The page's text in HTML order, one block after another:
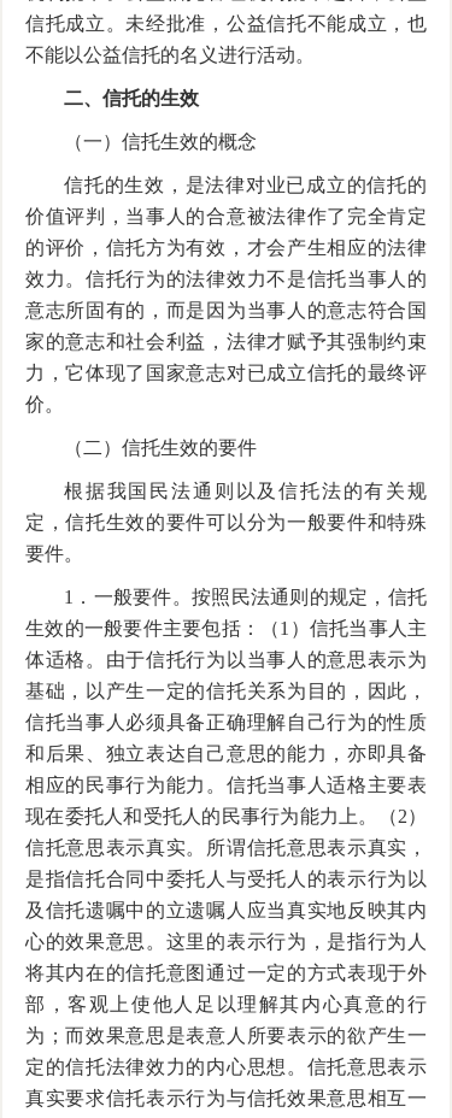
信托成立。未经批准，公益信托不能成立，也
不能以公益信托的名义进行活动。
二、信托的生效
（一）信托生效的概念
信托的生效，是法律对业已成立的信托的
价值评判，当事人的合意被法律作了完全肯定
的评价，信托方为有效，才会产生相应的法律
效力。信托行为的法律效力不是信托当事人的
意志所固有的，而是因为当事人的意志符合国
家的意志和社会利益，法律才赋予其强制约束
力，它体现了国家意志对已成立信托的最终评
价。
（二）信托生效的要件
根据我国民法通则以及信托法的有关规
定，信托生效的要件可以分为一般要件和特殊
要件。
1．一般要件。按照民法通则的规定，信托
生效的一般要件主要包括：（1）信托当事人主
体适格。由于信托行为以当事人的意思表示为
基础，以产生一定的信托关系为目的，因此，
信托当事人必须具备正确理解自己行为的性质
和后果、独立表达自己意思的能力，亦即具备
相应的民事行为能力。信托当事人适格主要表
现在委托人和受托人的民事行为能力上。（2）
信托意思表示真实。所谓信托意思表示真实，
是指信托合同中委托人与受托人的表示行为以
及信托遗嘱中的立遗嘱人应当真实地反映其内
心的效果意思。这里的表示行为，是指行为人
将其内在的信托意图通过一定的方式表现于外
部，客观上使他人足以理解其内心真意的行
为；而效果意思是表意人所要表示的欲产生一
定的信托法律效力的内心思想。信托意思表示
真实要求信托表示行为与信托效果意思相互一